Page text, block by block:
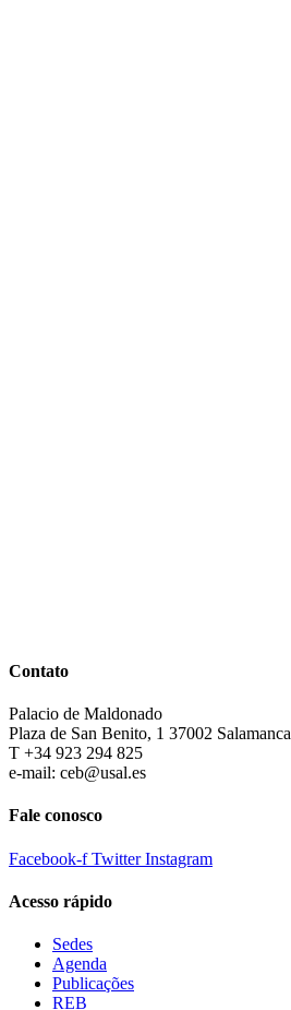
Contato
Palacio de Maldonado
Plaza de San Benito, 1 37002 Salamanca
T +34 923 294 825
e-mail: ceb@usal.es
Fale conosco
Facebook-f Twitter Instagram
Acesso rápido
Sedes
Agenda
Publicações
REB